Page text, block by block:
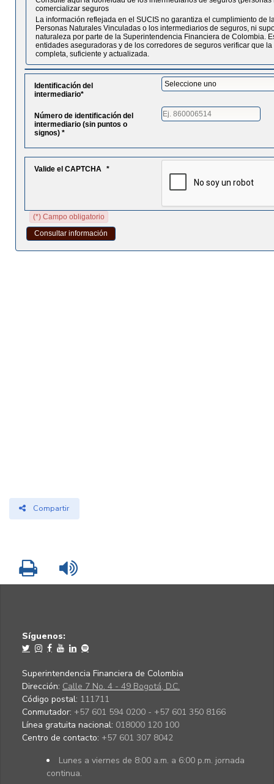
Compartir
Imprimir
Síguenos:
Superintendencia Financiera de Colombia
Dirección: Calle 7 No. 4 - 49 Bogotá, D.C.
Código postal: 111711
Conmutador: +57 601 594 0200 - +57 601 350 8166
Línea gratuita nacional: 018000 120 100
Centro de contacto: +57 601 307 8042
Lunes a viernes de 8:00 a.m. a 6:00 p.m. jornada
continua.